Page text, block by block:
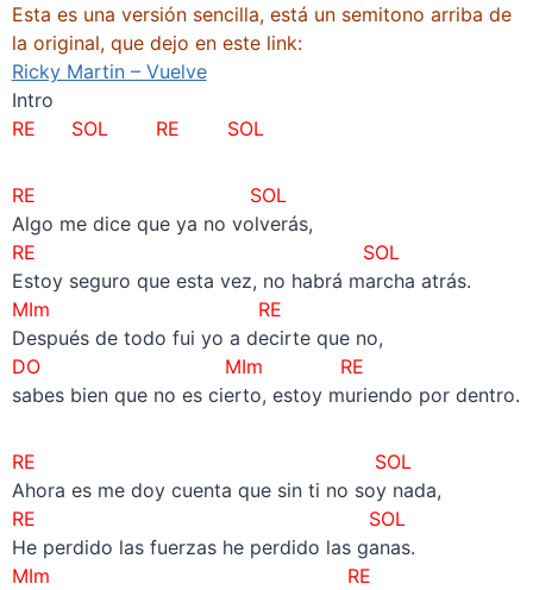
Esta es una versión sencilla, está un semitono arriba de
la original, que dejo en este link:
Ricky Martin – Vuelve
Intro
RE SOL RE SOL
RE SOL
Algo me dice que ya no volverás,
RE SOL
Estoy seguro que esta vez, no habrá marcha atrás.
MIm RE
Después de todo fui yo a decirte que no,
DO
MIm RE
sabes bien que no es cierto, estoy muriendo por dentro.
RE SOL
Ahora es me doy cuenta que sin ti no soy nada,
RE SOL
He perdido las fuerzas he perdido las ganas.
MIm RE